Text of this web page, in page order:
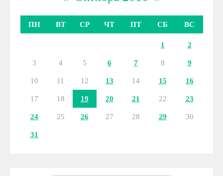
ПН ВТ СР ЧТ ПТ СБ ВС
1 2
3 4 5 6 7 8 9
10 11 12 13 14 15 16
17 18 19 20 21 22 23
24 25 26 27 28 29 30
31